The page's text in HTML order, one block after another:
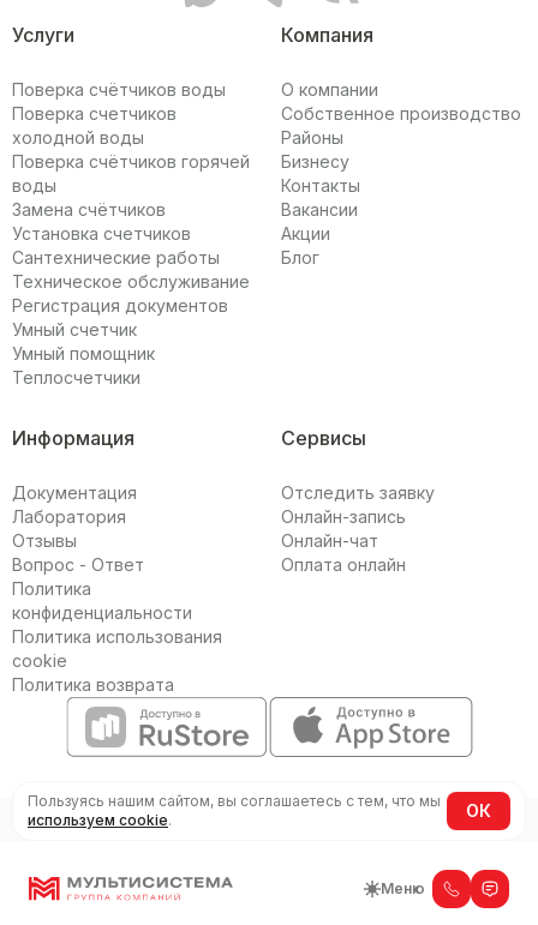
MAX канал Мультисистемы
Telegram канал
ВКонтакте
Услуги
Поверка счётчиков воды
Поверка счетчиков
холодной воды
Поверка счётчиков горячей
воды
Замена счётчиков
Установка счетчиков
Сантехнические работы
Техническое обслуживание
Регистрация документов
Умный счетчик
Умный помощник
Теплосчетчики
Компания
О компании
Собственное производство
Районы
Бизнесу
Контакты
Вакансии
Акции
Блог
Информация
Документация
Лаборатория
Отзывы
Вопрос - Ответ
Политика
конфиденциальности
Политика использования
cookie
Политика возврата
Сервисы
Отследить заявку
Онлайн-запись
Онлайн-чат
Оплата онлайн
© 2001–2026 . Все права защищены.
Меню
Пользуясь нашим сайтом, вы соглашаетесь с тем, что мы
используем cookie. ОК